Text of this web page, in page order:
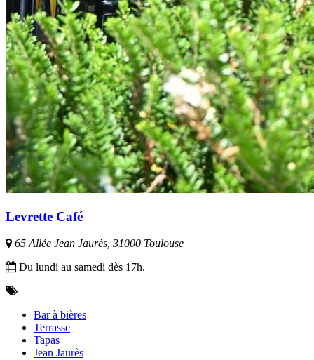
Levrette Café
65 Allée Jean Jaurès, 31000 Toulouse
Du lundi au samedi dès 17h.
Bar à bières
Terrasse
Tapas
Jean Jaurès